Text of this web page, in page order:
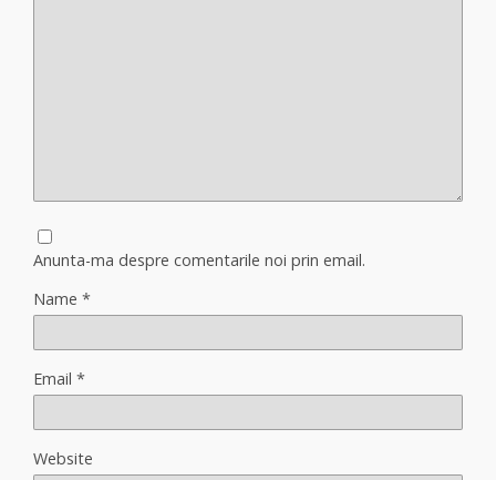
Anunta-ma despre comentarile noi prin email.
Name *
Email *
Website